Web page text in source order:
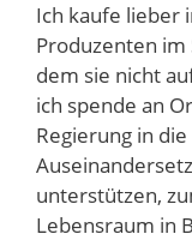
Ich kaufe lieber
Produzenten im
dem sie nicht
ich spende an
Regierung in
unterstützen,
Lebensraum in